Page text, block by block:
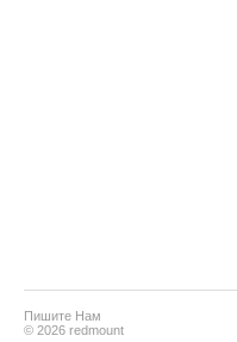
Пишите Нам
© 2026 redmount